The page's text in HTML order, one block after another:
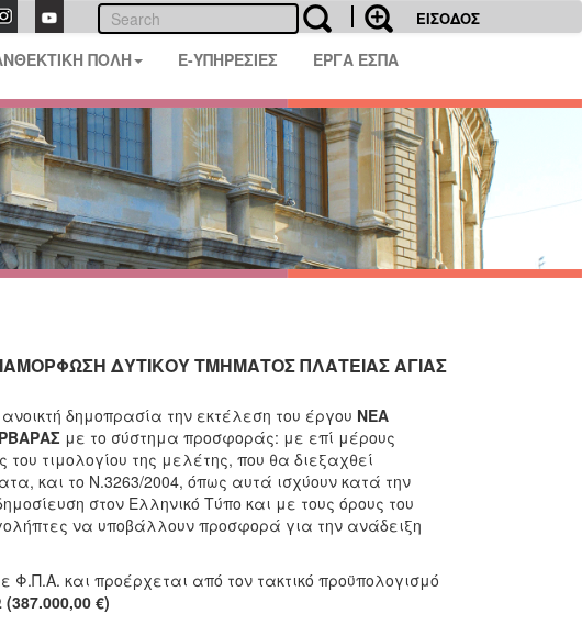
ΕΙΣΟΔΟΣ
ΠΟΛΗ E-ΥΠΗΡΕΣΙΕΣ ΕΡΓΑ ΕΣΠΑ
ΔΥΤΙΚΟΥ ΤΜΗΜΑΤΟΣ ΠΛΑΤΕΙΑΣ ΑΓΙΑΣ
δημοπρασία την εκτέλεση του έργου ΝΕΑ
με το σύστημα προσφοράς: με επί μέρους
τιμολογίου της μελέτης, που θα διεξαχθεί
και το Ν.3263/2004, όπως αυτά ισχύουν κατά την
στον Ελληνικό Τύπο και με τους όρους του
να υποβάλλουν προσφορά για την ανάδειξη
και προέρχεται από τον τακτικό προϋπολογισμό
(387.000,00 €)